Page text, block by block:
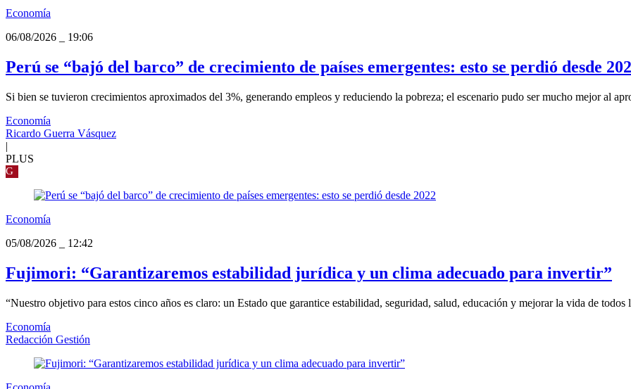
Economía
06/08/2026
19:06
Perú se “bajó del barco” de crecimiento de países emergentes: esto se perdió desde
Si bien se tuvieron crecimientos aproximados del 3%, generando empleos y reduciendo la pobreza; el escenario pudo ser mucho mejor al
Economía
Ricardo Guerra Vásquez
|
PLUS
G
Economía
05/08/2026
12:42
Fujimori: “Garantizaremos estabilidad jurídica y un clima adecuado para invertir”
“Nuestro objetivo para estos cinco años es claro: un Estado que garantice estabilidad, seguridad, salud, educación y mejorar la vida de todos
Economía
Redacción Gestión